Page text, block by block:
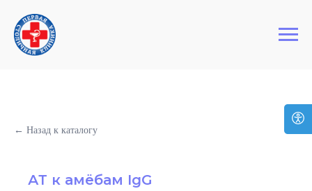
Первая Столичная Клиника
← Назад к каталогу
АТ к амёбам IgG